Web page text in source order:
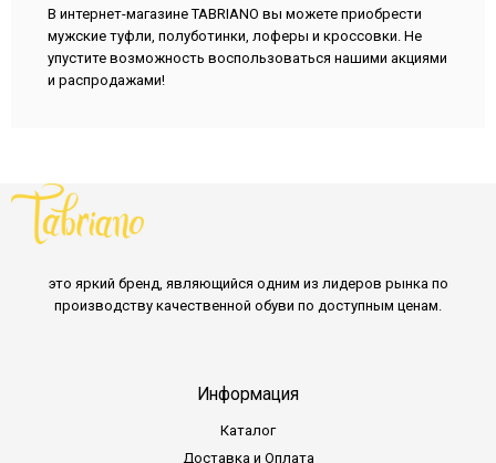
В интернет-магазине TABRIANO вы можете приобрести
мужские туфли, полуботинки, лоферы и кроссовки. Не
упустите возможность воспользоваться нашими акциями
и распродажами!
это яркий бренд, являющийся одним из лидеров рынка по
производству качественной обуви по доступным ценам.
Информация
Каталог
Доставка и Оплата